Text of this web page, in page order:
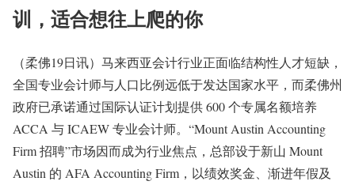
训，适合想往上爬的你
（柔佛19日讯）马来西亚会计行业正面临结构性人才短缺，
全国专业会计师与人口比例远低于发达国家水平，而柔佛州
政府已承诺通过国际认证计划提供 600 个专属名额培养
ACCA 与 ICAEW 专业会计师。“Mount Austin Accounting
Firm 招聘”市场因而成为行业焦点，总部设于新山 Mount
Austin 的 AFA Accounting Firm，以绩效奖金、渐进年假及